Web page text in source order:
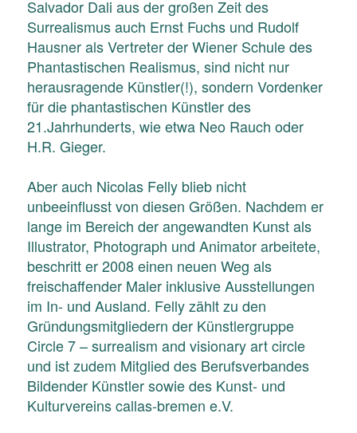
Salvador Dali aus der großen Zeit des
Surrealismus auch Ernst Fuchs und Rudolf
Hausner als Vertreter der Wiener Schule des
Phantastischen Realismus, sind nicht nur
herausragende Künstler(!), sondern Vordenker
für die phantastischen Künstler des
21.Jahrhunderts, wie etwa Neo Rauch oder
H.R. Gieger.
Aber auch Nicolas Felly blieb nicht
unbeeinflusst von diesen Größen. Nachdem er
lange im Bereich der angewandten Kunst als
Illustrator, Photograph und Animator arbeitete,
beschritt er 2008 einen neuen Weg als
freischaffender Maler inklusive Ausstellungen
im In- und Ausland. Felly zählt zu den
Gründungsmitgliedern der Künstlergruppe
Circle 7 – surrealism and visionary art circle
und ist zudem Mitglied des Berufsverbandes
Bildender Künstler sowie des Kunst- und
Kulturvereins callas-bremen e.V.